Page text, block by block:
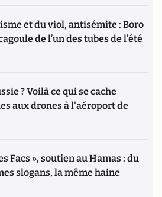
et du viol, antisémite : Boro
de l’un des tubes de l’été
? Voilà ce qui se cache
aux drones à l'aéroport de
Facs », soutien au Hamas : du
slogans, la même haine